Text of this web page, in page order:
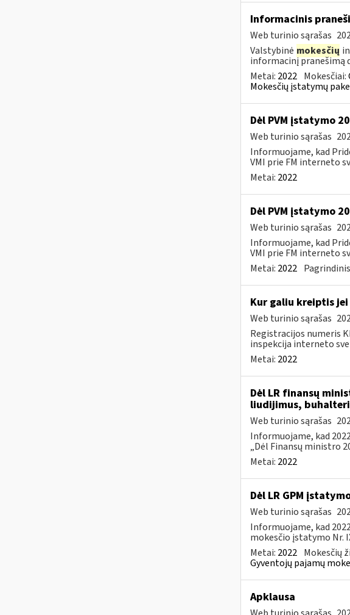
Informacinis
Web turinio sąrašas
Valstybinė mokesčių
informacinį pranešimą
Metai: 2022 Mokesčiai:
Mokesčių įstatymų
Dėl PVM įstatymo
Web turinio sąrašas
Informuojame, kad
VMI prie FM interneto
Metai: 2022
Dėl PVM įstatymo
Web turinio sąrašas
Informuojame, kad
VMI prie FM interneto
Metai: 2022
Kur galiu kreiptis
Web turinio sąrašas
Registracijos numeris
inspekcija interneto
Metai: 2022
Dėl LR finansų
liudijimus,
Web turinio sąrašas
Informuojame, kad
„Dėl Finansų ministro
Metai: 2022
Dėl LR GPM
Web turinio sąrašas
Informuojame, kad
mokesčio įstatymo Nr.
Metai: 2022 Mokesčių
Gyventojų pajamų
Apklausa